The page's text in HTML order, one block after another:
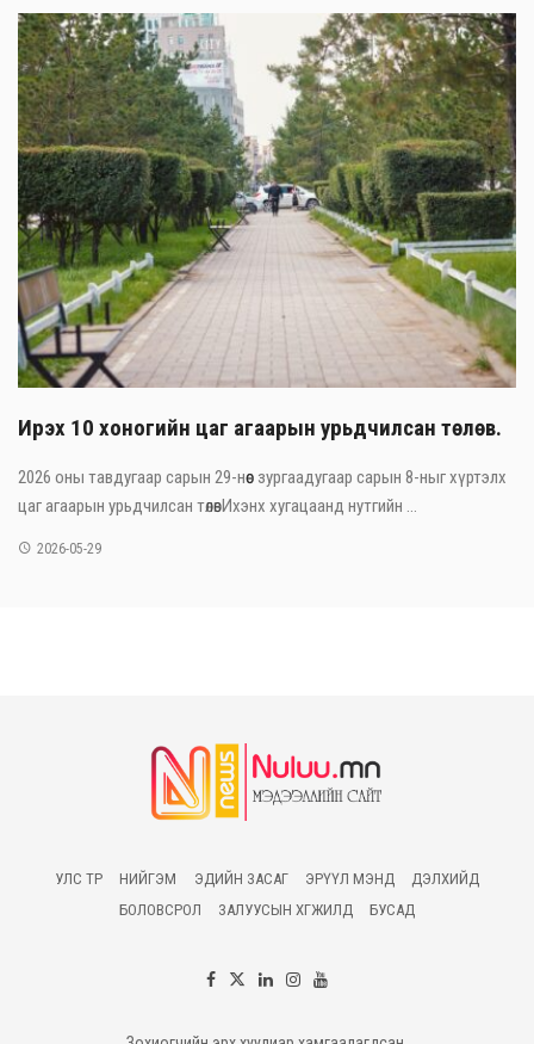
Ирэх 10 хоногийн цаг агаарын урьдчилсан төлөв.
2026 оны тавдугаар сарын 29-нөөс зургаадугаар сарын 8-ныг хүртэлх
цаг агаарын урьдчилсан төлөвИхэнх хугацаанд нутгийн ...
2026-05-29
УЛС ТӨР НИЙГЭМ ЭДИЙН ЗАСАГ ЭРҮҮЛ МЭНД
ДЭЛХИЙД
БОЛОВСРОЛ
ЗАЛУУСЫН ХӨГЖИЛД БУСАД